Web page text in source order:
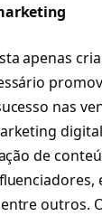
apenas
nas
de
outros.